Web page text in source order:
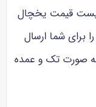
قیمت یخچال
برای شما ارسال
صورت تک و عمده